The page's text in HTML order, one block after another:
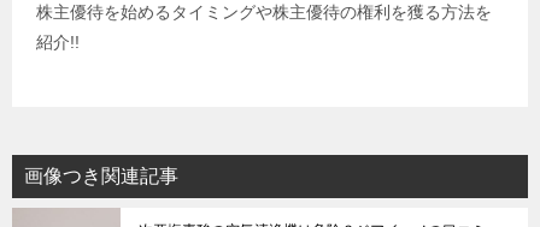
株主優待を始めるタイミングや株主優待の権利を獲る方法を
紹介!!
画像つき関連記事